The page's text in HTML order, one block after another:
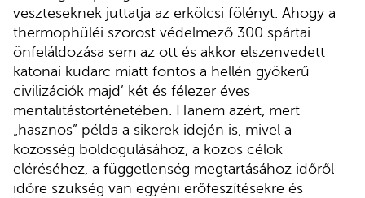
veszteseknek juttatja az erkölcsi fölényt. Ahogy a
thermophüléi szorost védelmező 300 spártai
önfeláldozása sem az ott és akkor elszenvedett
katonai kudarc miatt fontos a hellén gyökerű
civilizációk majd’ két és félezer éves
mentalitástörténetében. Hanem azért, mert
„hasznos” példa a sikerek idején is, mivel a
közösség boldogulásához, a közös célok
eléréséhez, a függetlenség megtartásához időről
időre szükség van egyéni erőfeszítésekre és